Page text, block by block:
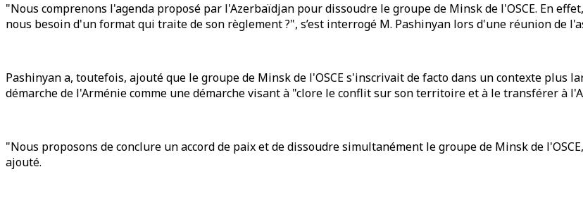
"Nous comprenons l'agenda proposé par l'Azerbaïdjan pour dissoudre le groupe de Minsk de l'OSCE. En
nous besoin d'un format qui traite de son règlement ?", s’est interrogé M. Pashinyan lors d'une réunion de
Pashinyan a, toutefois, ajouté que le groupe de Minsk de l'OSCE s'inscrivait de facto dans un contexte plus
démarche de l'Arménie comme une démarche visant à "clore le conflit sur son territoire et à le transférer à
"Nous proposons de conclure un accord de paix et de dissoudre simultanément le groupe de Minsk de
ajouté.